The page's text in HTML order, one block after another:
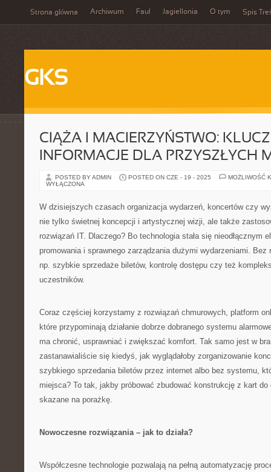
Strona główna Archiwum Faul Jagiellonia O tym Spis
GKS
CIĄŻA I MACIERZYŃSTWO:
INFORMACJE DLA PRZYSZŁYCH
POSTED BY ADMIN POSTED ON CZE - 19 - 2025
MOŻLIWOŚĆ
WYŁĄCZONA
W dzisiejszych czasach organizacja wydarzeń, koncertów czy
nie tylko świetnej koncepcji i artystycznej wizji, ale także
rozwiązań IT. Dlaczego? Bo technologia stała się nieodłącznym
promowania i sprawnego zarządzania dużymi wydarzeniami. Bez
np. szybkie sprzedaże biletów, kontrolę dostępu czy też
uczestników.
Coraz częściej korzystamy z rozwiązań chmurowych, platform
które przypominają działanie dobrze dobranego systemu
ma chronić, usprawniać i zwiększać komfort. Tak samo jest w
zastanawialiście się kiedyś, jak wyglądałoby zorganizowanie
szybkiego sprzedania biletów przez internet albo bez systemu,
miejsca? To tak, jakby próbować zbudować konstrukcję z kart
skazane na porażkę.
Nowoczesne rozwiązania – jak to działa?
Współczesne technologie pozwalają na pełną automatyzację